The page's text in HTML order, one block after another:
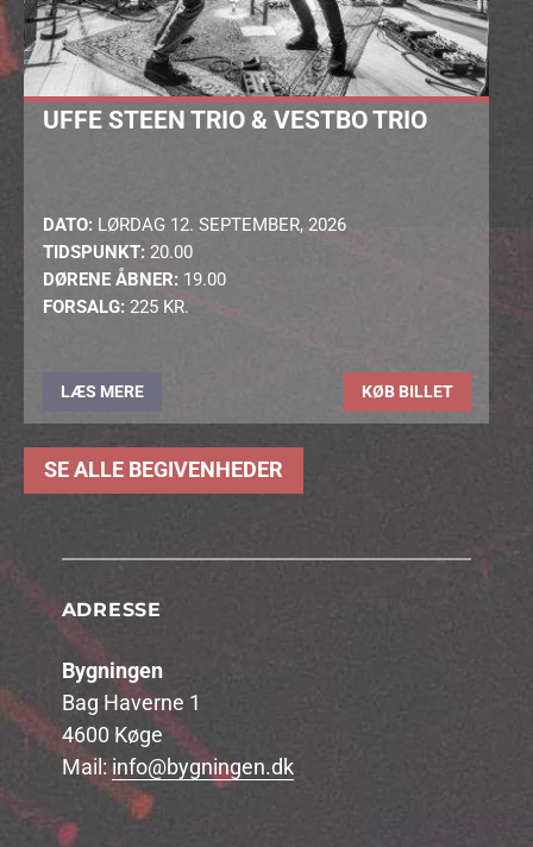
UFFE STEEN TRIO & VESTBO TRIO
DATO: LØRDAG 12. SEPTEMBER, 2026
TIDSPUNKT: 20.00
DØRENE ÅBNER: 19.00
FORSALG: 225 KR.
LÆS MERE KØB BILLET
SE ALLE BEGIVENHEDER
ADRESSE
Bygningen
Bag Haverne 1
4600 Køge
Mail:info@bygningen.dk